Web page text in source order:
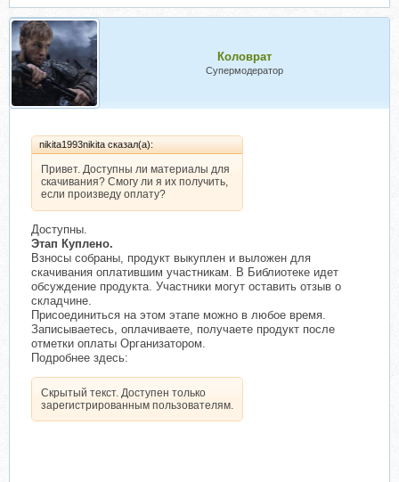
Коловрат
Супермодератор
nikita1993nikita сказал(а):
Привет. Доступны ли материалы для
скачивания? Смогу ли я их получить,
если произведу оплату?
Доступны.
Этап Куплено.
Взносы собраны, продукт выкуплен и выложен для
скачивания оплатившим участникам. В Библиотеке идет
обсуждение продукта. Участники могут оставить отзыв о
складчине.
Присоединиться на этом этапе можно в любое время.
Записываетесь, оплачиваете, получаете продукт после
отметки оплаты Организатором.
Подробнее здесь:
Скрытый текст. Доступен только
зарегистрированным пользователям.